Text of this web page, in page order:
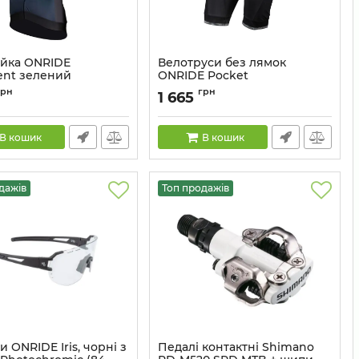
ONRIDE
зелений
В кошик
Велотруси без лямок
ONRIDE Pocket
Артикул: 6936116101610
1 665 грн
В кошик
ONRIDE Iris, чорні з
Топ продажів
Педалі контактні Shimano